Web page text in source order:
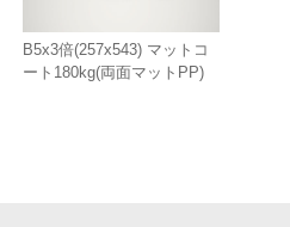
B5x3倍(257x543) マットコ
ート180kg(両面マットPP)